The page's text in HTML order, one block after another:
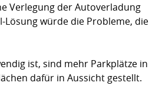
Verlegung der Autoverladung
würde die Probleme, die
ist, sind mehr Parkplätze in
dafür in Aussicht gestellt.